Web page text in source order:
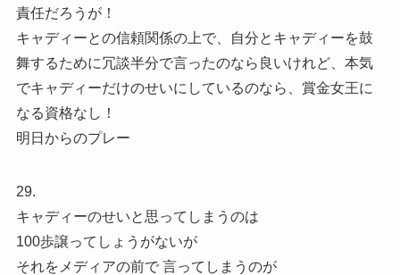
責任だろうが！
キャディーとの信頼関係の上で、自分とキャディーを鼓
舞するために冗談半分で言ったのなら良いけれど、本気
でキャディーだけのせいにしているのなら、賞金女王に
なる資格なし！
明日からのプレー
29.
キャディーのせいと思ってしまうのは
100歩譲ってしょうがないが
それをメディアの前で 言ってしまうのが